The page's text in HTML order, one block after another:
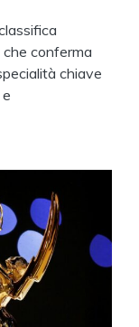
conferma
chiave